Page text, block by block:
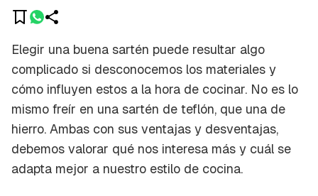
Elegir una buena sartén puede resultar algo
complicado si desconocemos los materiales y
cómo influyen estos a la hora de cocinar. No es lo
mismo freír en una sartén de teflón, que una de
hierro. Ambas con sus ventajas y desventajas,
debemos valorar qué nos interesa más y cuál se
adapta mejor a nuestro estilo de cocina.